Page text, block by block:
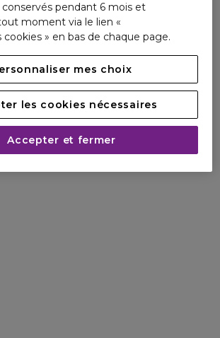
conservés pendant 6 mois et
moment via le lien «
cookies » en bas de chaque page.
mes choix
les cookies nécessaires
Accepter et fermer